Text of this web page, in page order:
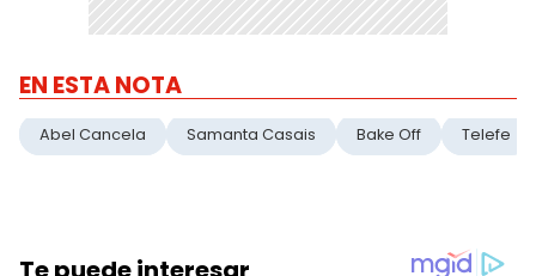
EN ESTA NOTA
Abel Cancela Samanta Casais Bake Off Telefe